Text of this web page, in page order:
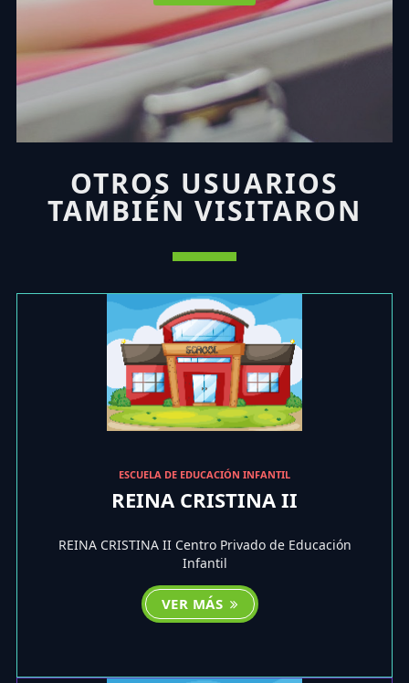
OTROS USUARIOS
TAMBIÉN VISITARON
ESCUELA DE EDUCACIÓN INFANTIL
REINA CRISTINA II
REINA CRISTINA II Centro Privado de Educación
Infantil
VER MÁS